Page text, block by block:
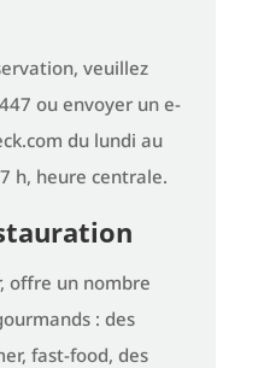
veuillez
ou envoyer un e-
du lundi au
h, heure centrale.
offre un nombre
: des
fast-food, des